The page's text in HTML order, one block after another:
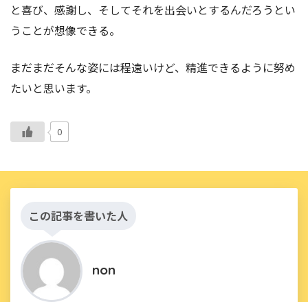
と喜び、感謝し、そしてそれを出会いとするんだろうとい
うことが想像できる。
まだまだそんな姿には程遠いけど、精進できるように努め
たいと思います。
0
この記事を書いた人
non